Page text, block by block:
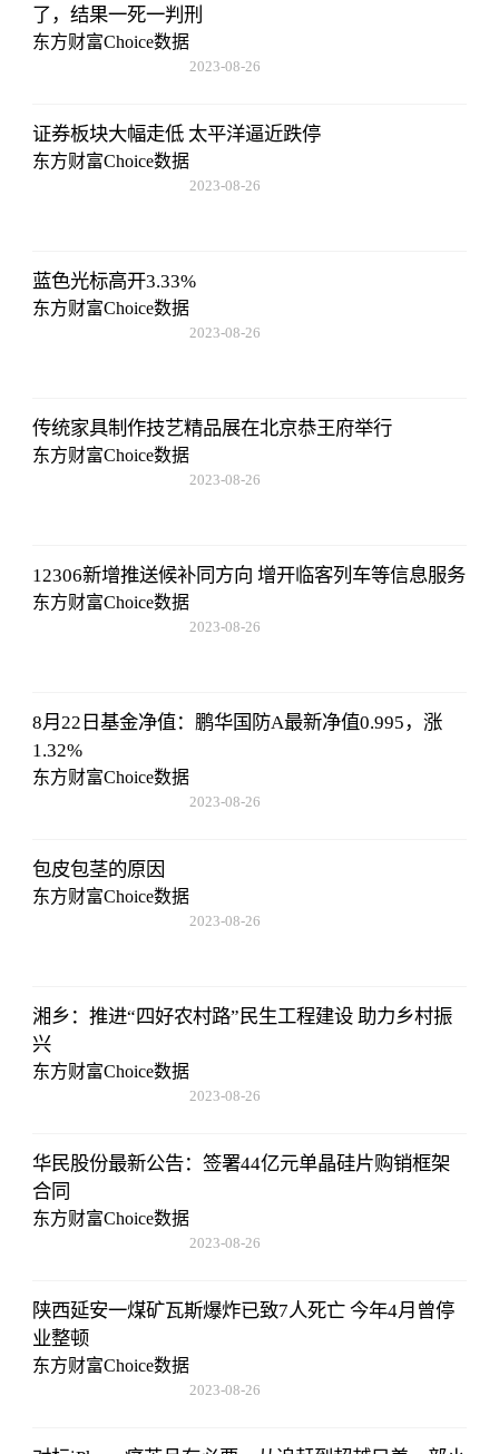
了，结果一死一判刑
东方财富Choice数据
2023-08-26
证券板块大幅走低 太平洋逼近跌停
东方财富Choice数据
2023-08-26
蓝色光标高开3.33%
东方财富Choice数据
2023-08-26
传统家具制作技艺精品展在北京恭王府举行
东方财富Choice数据
2023-08-26
12306新增推送候补同方向 增开临客列车等信息服务
东方财富Choice数据
2023-08-26
8月22日基金净值：鹏华国防A最新净值0.995，涨
1.32%
东方财富Choice数据
2023-08-26
包皮包茎的原因
东方财富Choice数据
2023-08-26
湘乡：推进“四好农村路”民生工程建设 助力乡村振
兴
东方财富Choice数据
2023-08-26
华民股份最新公告：签署44亿元单晶硅片购销框架
合同
东方财富Choice数据
2023-08-26
陕西延安一煤矿瓦斯爆炸已致7人死亡 今年4月曾停
业整顿
东方财富Choice数据
2023-08-26